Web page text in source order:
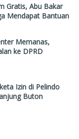
Gratis, Abu Bakar
Mendapat Bantuan
Memanas,
ke DPRD
Izin di Pelindo
Buton